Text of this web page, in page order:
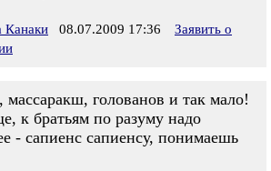
Канаки 08.07.2009 17:36
Заявить о
голованов и так мало!
к братьям по разуму надо
- сапиенс сапиенсу, понимаешь